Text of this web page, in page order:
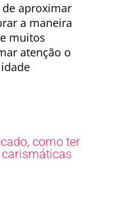
aproximar
a maneira
muitos
atenção o
, como ter